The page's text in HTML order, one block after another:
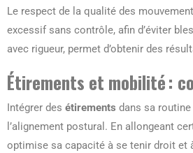
Le respect de la qualité des
excessif sans contrôle, afin d’éviter
avec rigueur, permet d’obtenir des
Étirements et mobilité :
Intégrer des étirements dans sa
l’alignement postural. En allongeant
optimise sa capacité à se tenir droit et